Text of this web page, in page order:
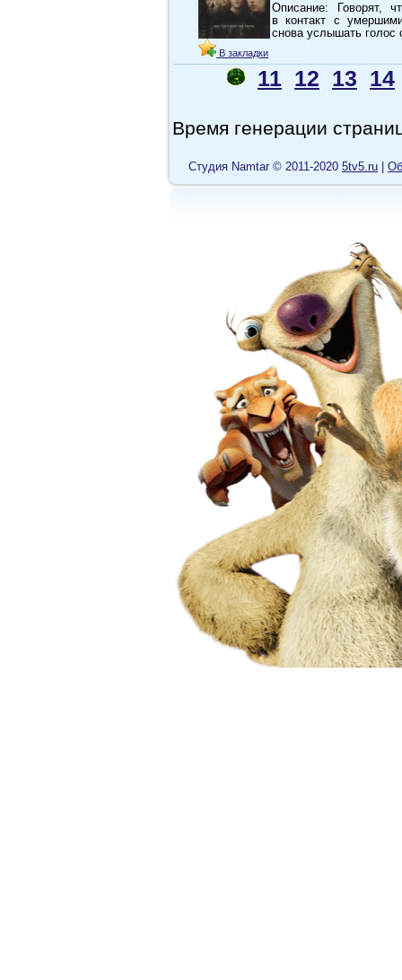
В закладки
Описание: Говорят,
в контакт с
снова услышать голос
11 12 13 14
Время генерации
Cтудия Namtar © 2011-2020 5tv5.ru